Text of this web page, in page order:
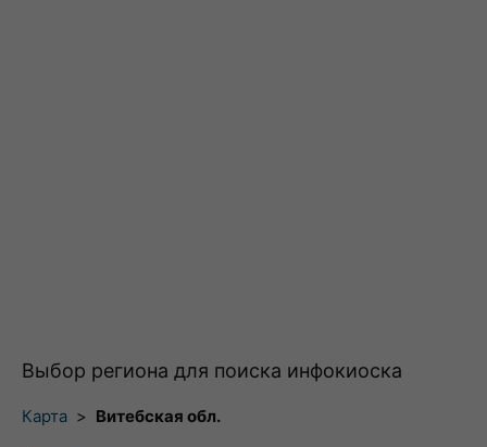
Выбор региона для поиска инфокиоска
Карта > Витебская обл.